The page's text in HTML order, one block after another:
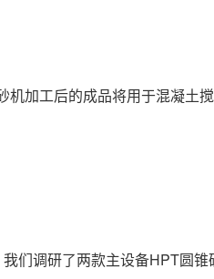
机加工后的成品将用于混凝土
们调研了两款主设备HPT圆锥